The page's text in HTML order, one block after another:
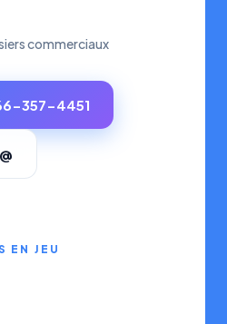
commerciaux
357-4451
EN JEU